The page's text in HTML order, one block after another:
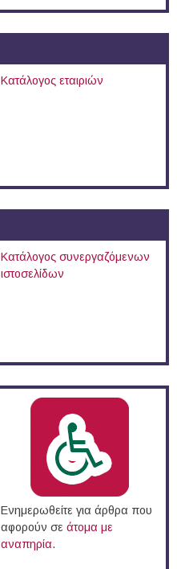
Κατάλογος εταιριών
Κατάλογος συνεργαζόμενων
ιστοσελίδων
Ενημερωθείτε για άρθρα που
αφορούν σε άτομα με
αναπηρία.